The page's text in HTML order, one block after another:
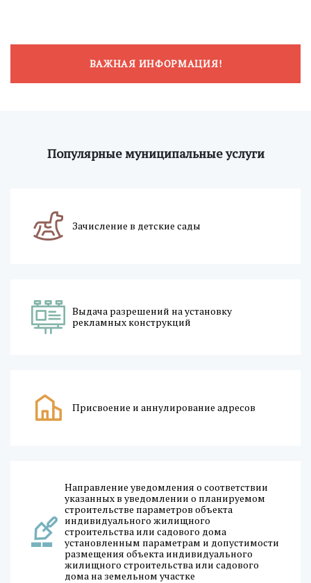
ВАЖНАЯ ИНФОРМАЦИЯ!
Популярные муниципальные услуги
Зачисление в детские сады
Выдача разрешений на установку
рекламных конструкций
Присвоение и аннулирование адресов
Направление уведомления о соответствии
указанных в уведомлении о планируемом
строительстве параметров объекта
индивидуального жилищного
строительства или садового дома
установленным параметрам и допустимости
размещения объекта индивидуального
жилищного строительства или садового
дома на земельном участке